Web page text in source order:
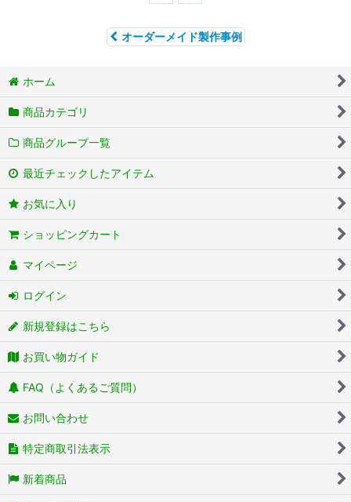
オーダーメイド製作事例
ホーム
商品カテゴリ
商品グループ一覧
最近チェックしたアイテム
お気に入り
ショッピングカート
マイページ
ログイン
新規登録はこちら
お買い物ガイド
FAQ（よくあるご質問）
お問い合わせ
特定商取引法表示
新着商品